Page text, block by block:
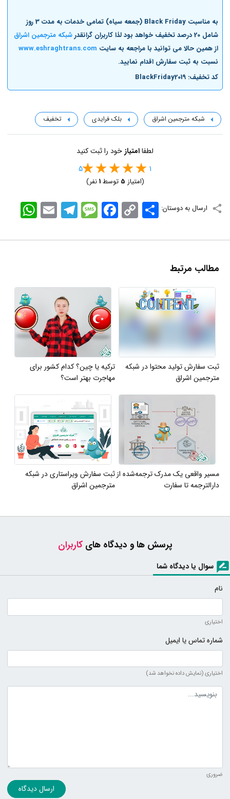
به مناسبت Black Friday (جمعه سیاه) تمامی خدمات به مدت 3 روز
شامل 20 درصد تخفیف خواهد بود لذا کاربران گرانقدر
شبکه مترجمین اشراق
از همین حالا می توانید با مراجعه به سایت www.eshraghtrans.com
نسبت به ثبت سفارش اقدام نمایید.
کد تخفیف: BlackFriday2019
شبکه مترجمین اشراق بلک فرایدی تخفیف
لطفاامتیاز خود را ثبت کنید
1
5
(امتیاز 5 توسط1نفر)
ارسال به دوستان: WhatsApp EmailTelegramMessageFacebook Copy
Link
اشتراک
مطالب مرتبط
ثبت سفارش تولید محتوا در شبکه
مترجمین اشراق
ترکیه یا چین؟ کدام کشور برای
مهاجرت بهتر است؟
مسیر واقعی یک مدرک ترجمه‌شده از
دارالترجمه تا سفارت
ثبت سفارش ویراستاری در شبکه
مترجمین اشراق
پرسش ها و دیدگاه هایکاربران
سوال یا دیدگاه شما
نام
اختیاری
شماره تماس یا ایمیل
اختیاری (نمایش داده نخواهد شد)
متن دیدگاه
ضروری
ارسال دیدگاه